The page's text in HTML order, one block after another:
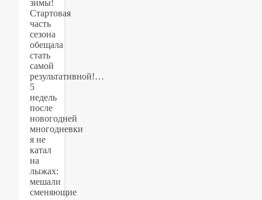
зимы!
Стартовая
часть
сезона
обещала
стать
самой
результативной!…
5
недель
после
новогодней
многодневки
я не
катал
на
лыжах:
мешали
сменяющие